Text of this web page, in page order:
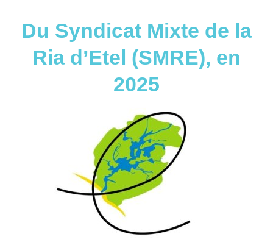
Du Syndicat Mixte de la
Ria d’Etel (SMRE), en
2025